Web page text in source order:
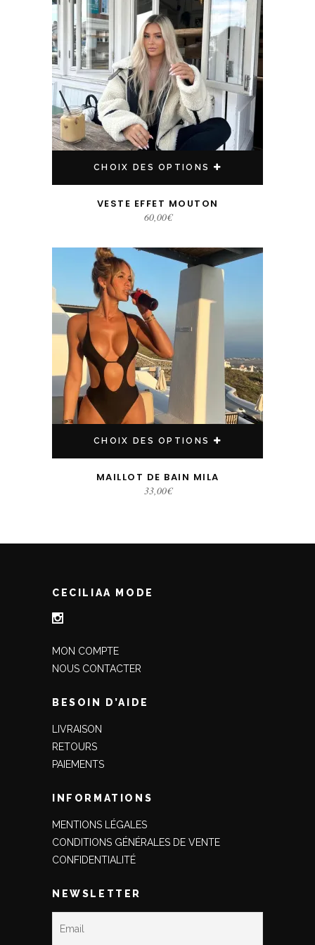
CHOIX DES OPTIONS
VESTE EFFET MOUTON
60,00€
CHOIX DES OPTIONS
Ce produit a plusieurs variations. Les options peuvent être choisies sur la page du produit
MAILLOT DE BAIN MILA
33,00€
CECILIAA MODE
MON COMPTE
NOUS CONTACTER
BESOIN D’AIDE
LIVRAISON
RETOURS
PAIEMENTS
INFORMATIONS
MENTIONS LÉGALES
CONDITIONS GÉNÉRALES DE VENTE
CONFIDENTIALITÉ
NEWSLETTER